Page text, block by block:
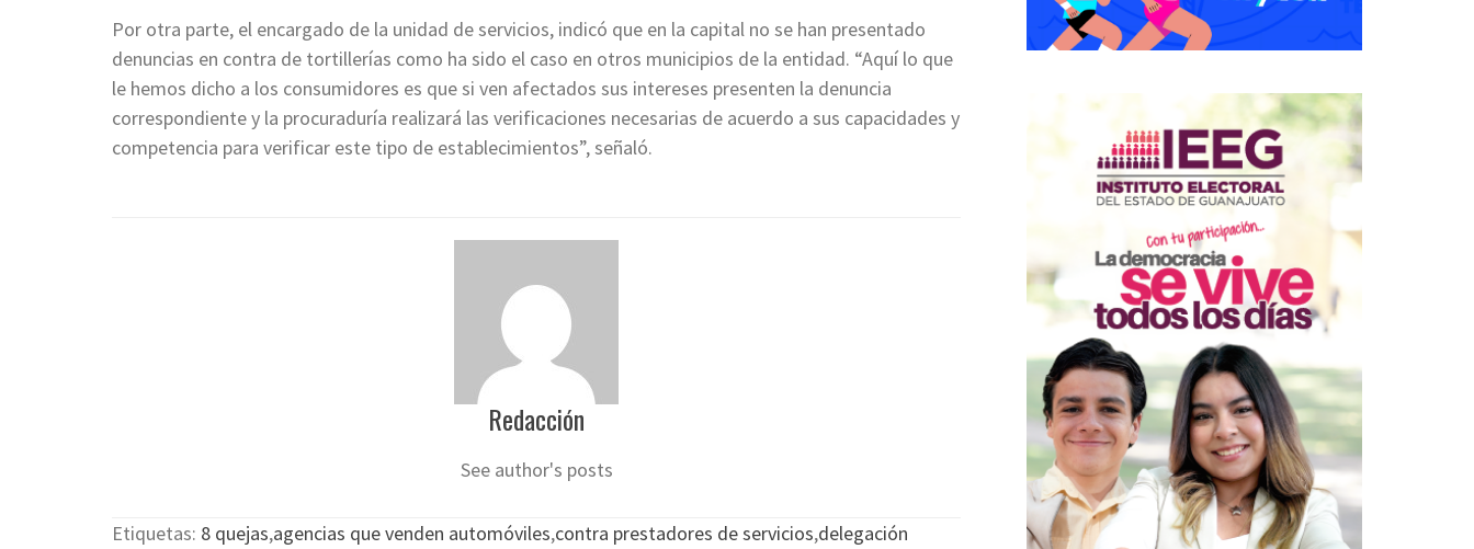
Por otra parte, el encargado de la unidad de servicios, indicó que en la capital no se han presentado
denuncias en contra de tortillerías como ha sido el caso en otros municipios de la entidad. “Aquí lo que
le hemos dicho a los consumidores es que si ven afectados sus intereses presenten la denuncia
correspondiente y la procuraduría realizará las verificaciones necesarias de acuerdo a sus capacidades y
competencia para verificar este tipo de establecimientos”, señaló.
Redacción
See author's posts
Etiquetas: 8 quejas,agencias que venden automóviles,contra prestadores de servicios,delegación